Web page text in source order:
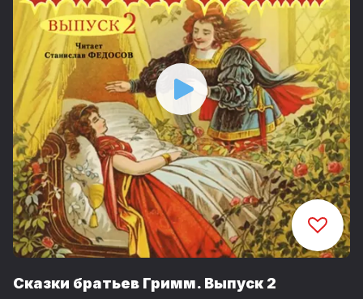
Сказки братьев Гримм. Выпуск 2